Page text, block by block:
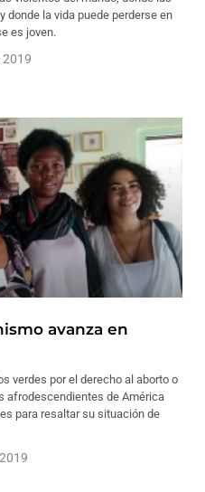
donde la vida puede perderse en
es joven.
2019
avanza en
verdes por el derecho al aborto o
afrodescendientes de América
para resaltar su situación de